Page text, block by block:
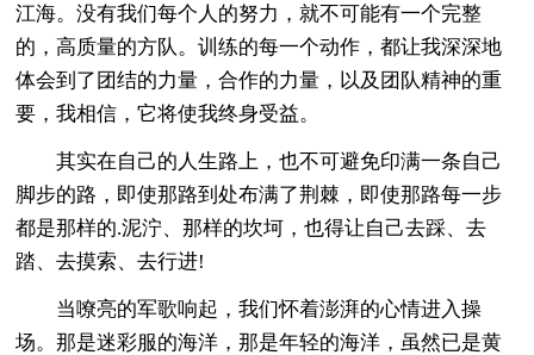
江海。没有我们每个人的努力，就不可能有一个完整
的，高质量的方队。训练的每一个动作，都让我深深地
体会到了团结的力量，合作的力量，以及团队精神的重
要，我相信，它将使我终身受益。
其实在自己的人生路上，也不可避免印满一条自己
脚步的路，即使那路到处布满了荆棘，即使那路每一步
都是那样的.泥泞、那样的坎坷，也得让自己去踩、去
踏、去摸索、去行进!
当嘹亮的军歌响起，我们怀着澎湃的心情进入操
场。那是迷彩服的海洋，那是年轻的海洋，虽然已是黄